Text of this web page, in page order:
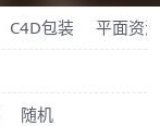
C4D包装
平面资源
随机